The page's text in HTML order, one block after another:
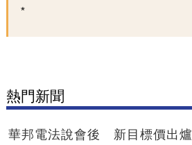
熱門新聞
華邦電法說會後 新目標價出爐